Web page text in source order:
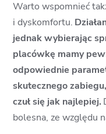
Warto wspomnieć
i dyskomfortu.
jednak wybierając
placówkę mamy
odpowiednie
skutecznego
czuł się jak najlepiej.
bolesna, ze względu